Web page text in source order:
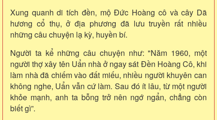
Xung quanh di tích đền, mộ Đức Hoàng cô và cây Dã
hương cổ thụ, ở địa phương đã lưu truyền rất nhiều
những câu chuyện lạ kỳ, huyền bí.
Người ta kể những câu chuyện như: "Năm 1960, một
người thợ xây tên Uẩn nhà ở ngay sát Đền Hoàng Cô, khi
làm nhà đã chiếm vào đất miếu, nhiều người khuyên can
không nghe, Uẩn vẫn cứ làm. Sau đó ít lâu, từ một người
khỏe mạnh, anh ta bỗng trở nên ngớ ngẩn, chẳng còn
biết gì”.